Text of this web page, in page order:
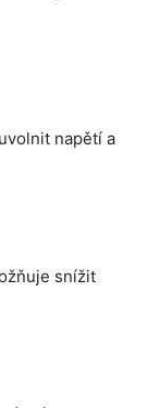
napětí a
snížit